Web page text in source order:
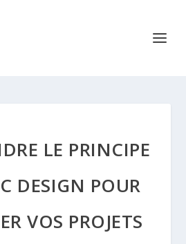
LE PRINCIPE
DESIGN POUR
VOS PROJETS